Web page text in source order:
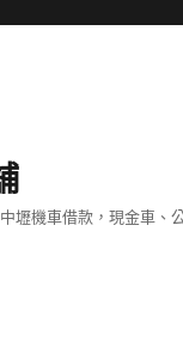
壢機車借款，現金車